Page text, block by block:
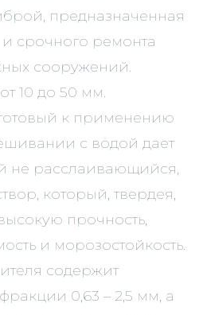
предназначенная
и срочного ремонта
сооружений.
10 до 50 мм.
к применению
с водой дает
не расслаивающийся,
который, твердея,
прочность,
и морозостойкость.
содержит
0,63 – 2,5 мм, а